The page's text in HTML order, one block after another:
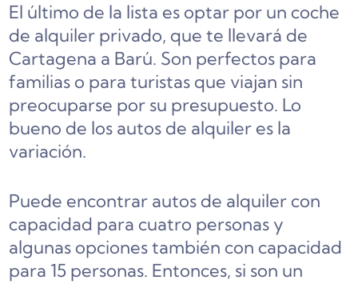
El último de la lista es optar por un coche
de alquiler privado, que te llevará de
Cartagena a Barú. Son perfectos para
familias o para turistas que viajan sin
preocuparse por su presupuesto. Lo
bueno de los autos de alquiler es la
variación.
Puede encontrar autos de alquiler con
capacidad para cuatro personas y
algunas opciones también con capacidad
para 15 personas. Entonces, si son un